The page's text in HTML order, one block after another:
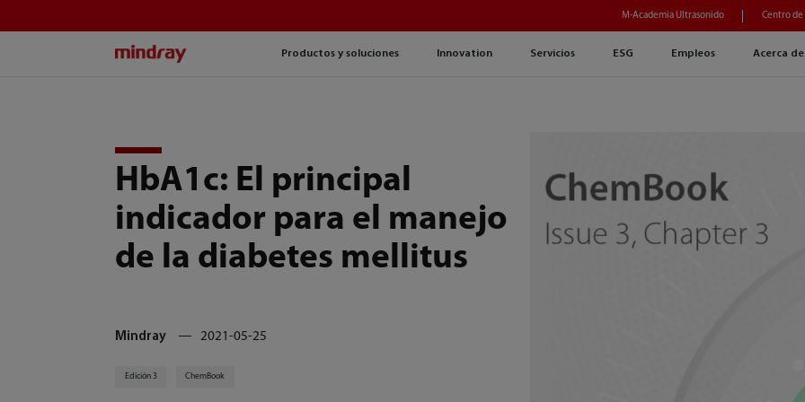
Productos y soluciones Innovation Servicios ESG Empleos Acerca
M-Academia Ultrasonido Centro de
HbA1c: El principal
indicador para el manejo
de la diabetes mellitus
Mindray 2021-05-25
Edición 3 ChemBook